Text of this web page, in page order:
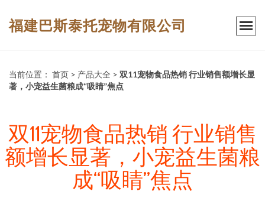
福建巴斯泰托宠物有限公司
当前位置： 首页 > 产品大全 > 双11宠物食品热销 行业销售额增长显
著，小宠益生菌粮成“吸睛”焦点
双11宠物食品热销 行业销售
额增长显著，小宠益生菌粮
成“吸睛”焦点